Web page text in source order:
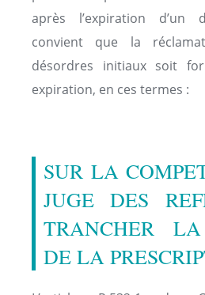
après l’expiration d’un
convient que la
désordres initiaux soit
expiration, en ces termes :
SUR LA
JUGE DES
TRANCHER
DE LA